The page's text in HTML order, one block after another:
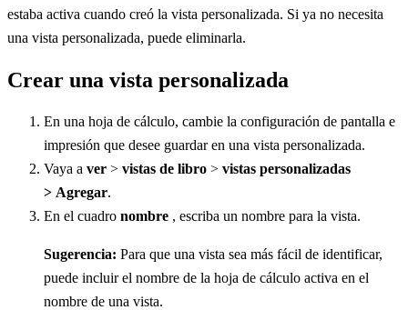
estaba activa cuando creó la vista personalizada. Si ya no necesita
una vista personalizada, puede eliminarla.
Crear una vista personalizada
En una hoja de cálculo, cambie la configuración de pantalla e
impresión que desee guardar en una vista personalizada.
Vaya a ver > vistas de libro > vistas personalizadas
> Agregar.
En el cuadro nombre , escriba un nombre para la vista.
Sugerencia: Para que una vista sea más fácil de identificar,
puede incluir el nombre de la hoja de cálculo activa en el
nombre de una vista.